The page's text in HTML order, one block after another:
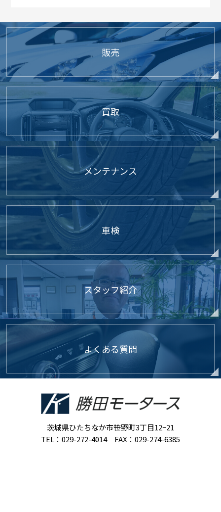
販売
買取
メンテナンス
車検
スタッフ紹介
よくある質問
茨城県ひたちなか市笹野町3丁目12−21
TEL：029-272-4014 FAX：029-274-6385